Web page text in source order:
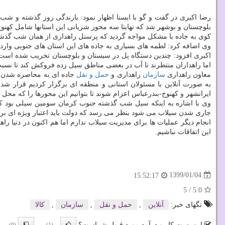
رضا اكبری در گفت و گو با ایسنا اظهار نمود: بارندگی روز گذشته
بلوچستان و بوشهر شد كه نهایتا سه محور شریانی این استانها شامل
كوی به جاده با مشكل مواجه گردید كه پرسنل راهداری از همان شب
وی اضافه كرد: لطمه های بسیاری به جاده های این استان های جنوبی
اكبری افزود: چندین دستگاه پل در سیستان و بلوچستان تخریب شده
اما راهداران منتظرند تا آب در بعضی مناطق سیل زده فروكش كند تا
معاون راهداری سازمان راهداری و حمل و نقل
به صورت آنلاین با مسئولان استانی و منطقه ای برگزار كردیم
ایرانشهر و كهنوج-بندرعباس اعزام شوند تا بتوانیم این محورها را كه
وی با اشاره به اینكه سیل شب گذشته جنوب كرمان سومین سیلی بود
جاری شدن سیلاب می شود بنظر می رسد كه دولت باید اعتبار ویژه ای
انجام دیگر عملیات ها برای مدیریت سیلاب ندارم اما هم اكنون در دنیا
این اتفاقات نباشیم.
1399/01/04
15:52:17
5.0
/
5
تگهای خبر:
آنلاین , حمل و نقل , سازمان , كالا